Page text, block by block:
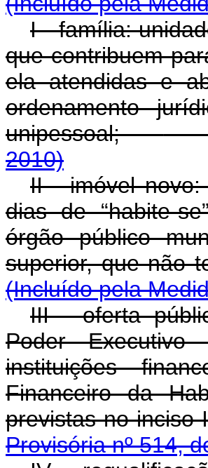
I - família:
que contribuem
ela atendidas e
ordenamento
unipessoal;
2010)
II - imóvel novo:
dias de “habite-
órgão público
superior, que
(Incluído pela
III - oferta
Poder
instituições
Financeiro da
previstas no inciso
Provisória nº 514,